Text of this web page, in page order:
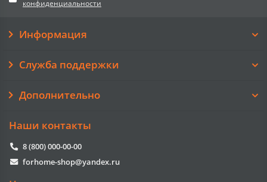
конфиденциальности
Информация
Служба поддержки
Дополнительно
Наши контакты
8 (800) 000-00-00
forhome-shop@yandex.ru